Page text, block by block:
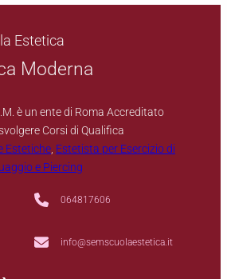
Moderna
è un ente di Roma Accreditato
Corsi di Qualifica
Estetiche Estetista per Esercizio di
e Piercing
064817606
info@semscuolaestetica.it